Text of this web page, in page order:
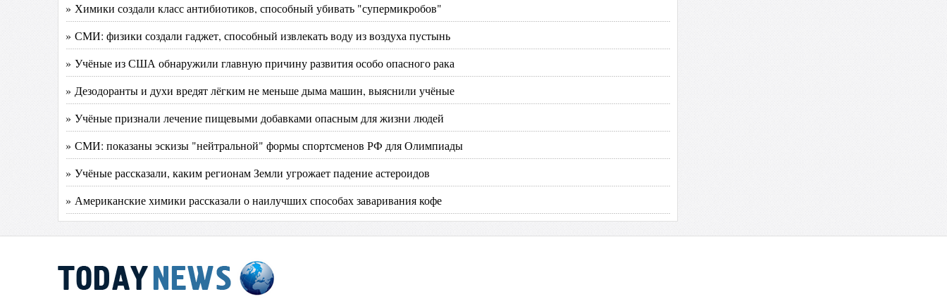
» Химики создали класс антибиотиков, способный убивать "супермикробов"
» СМИ: физики создали гаджет, способный извлекать воду из воздуха пустынь
» Учёные из США обнаружили главную причину развития особо опасного рака
» Дезодоранты и духи вредят лёгким не меньше дыма машин, выяснили учёные
» Учёные признали лечение пищевыми добавками опасным для жизни людей
» СМИ: показаны эскизы "нейтральной" формы спортсменов РФ для Олимпиады
» Учёные рассказали, каким регионам Земли угрожает падение астероидов
» Американские химики рассказали о наилучших способах заваривания кофе